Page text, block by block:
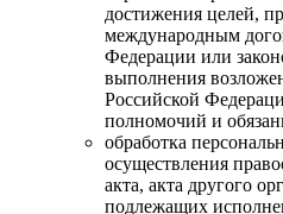
достижения целей,
международным
Федерации или
выполнения
Российской
полномочий и
обработка
осуществления
акта, акта другого
подлежащих